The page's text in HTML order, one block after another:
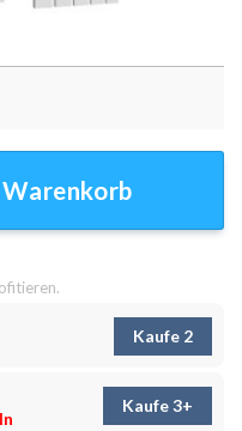
Warenkorb
Kaufe 2
Kaufe 3+